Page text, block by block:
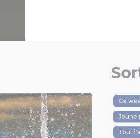
Ce
Jeune
Tout